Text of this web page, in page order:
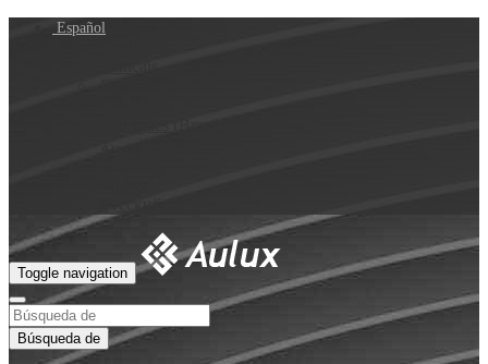
Español
Toggle navigation
Búsqueda de